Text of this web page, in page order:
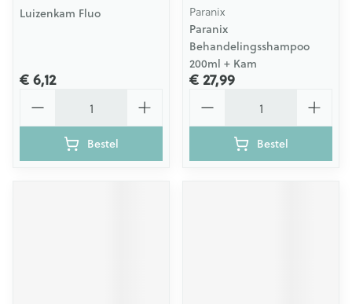
Luizenkam Fluo
€ 6,12
Bestel
Paranix
Paranix
Behandelingsshampoo
200ml + Kam
€ 27,99
Bestel